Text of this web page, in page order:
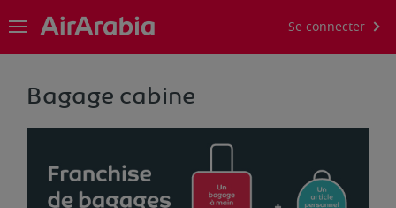
Se connecter
Bagage cabine